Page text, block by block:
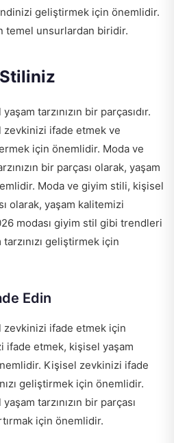
geliştirmek için önemlidir.
temel unsurlardan biridir.
tarzınızın bir parçasıdır.
ifade etmek ve
için önemlidir. Moda ve
bir parçası olarak, yaşam
Moda ve giyim stili, kişisel
olarak, yaşam kalitemizi
modası giyim stil gibi trendleri
geliştirmek için
Edin
ifade etmek için
etmek, kişisel yaşam
Kişisel zevkinizi ifade
geliştirmek için önemlidir.
tarzınızın bir parçası
için önemlidir.